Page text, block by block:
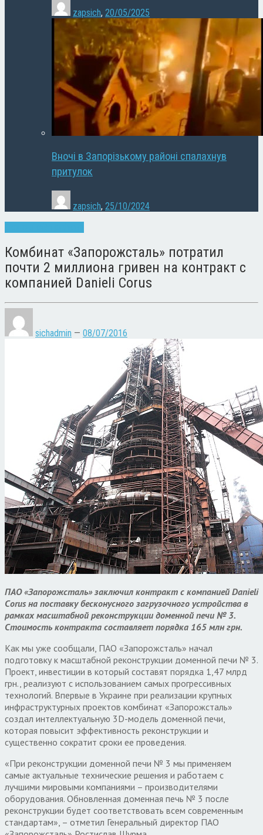
zapsich, 20/05/2025
Вночі в Запорізькому районі спалахнув
притулок
zapsich, 25/10/2024
Комбинат «Запорожсталь» потратил
почти 2 миллиона гривен на контракт с
компанией Danieli Corus
sichadmin — 08/07/2016
ПАО «Запорожсталь» заключил контракт с компанией Danieli
Corus на поставку бесконусного загрузочного устройства в
рамках масштабной реконструкции доменной печи № 3.
Стоимость контракта составляет порядка 165 млн грн.
Как мы уже сообщали, ПАО «Запорожсталь» начал
подготовку к масштабной реконструкции доменной печи № 3.
Проект, инвестиции в который составят порядка 1,47 млрд
грн., реализуют с использованием самых прогрессивных
технологий. Впервые в Украине при реализации крупных
инфраструктурных проектов комбинат «Запорожсталь»
создал интеллектуальную 3D-модель доменной печи,
которая повысит эффективность реконструкции и
существенно сократит сроки ее проведения.
«При реконструкции доменной печи № 3 мы применяем
самые актуальные технические решения и работаем с
лучшими мировыми компаниями – производителями
оборудования. Обновленная доменная печь № 3 после
реконструкции будет соответствовать всем современным
стандартам», – отметил Генеральный директор ПАО